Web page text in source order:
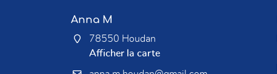
Anna M
78550 Houdan
Afficher la carte